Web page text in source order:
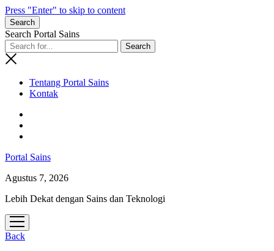
Press "Enter" to skip to content
Search
Search Portal Sains
Tentang Portal Sains
Kontak
Portal Sains
Agustus 7, 2026
Lebih Dekat dengan Sains dan Teknologi
open
menu
Back